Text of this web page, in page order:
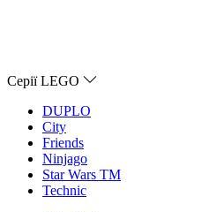
Серії LEGO
DUPLO
City
Friends
Ninjago
Star Wars TM
Technic